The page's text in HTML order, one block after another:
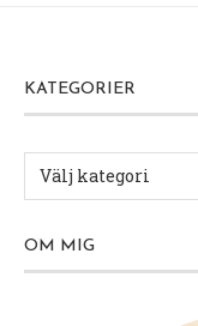
KATEGORIER
OM MIG